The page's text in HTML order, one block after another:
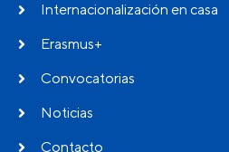
Internacionalización en casa
Erasmus+
Convocatorias
Noticias
Contacto